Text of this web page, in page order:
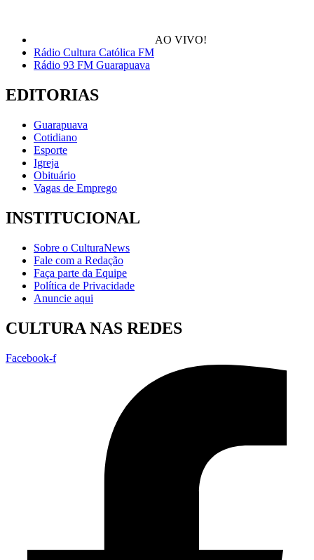
AO VIVO!
Rádio Cultura Católica FM
Rádio 93 FM Guarapuava
EDITORIAS
Guarapuava
Cotidiano
Esporte
Igreja
Obituário
Vagas de Emprego
INSTITUCIONAL
Sobre o CulturaNews
Fale com a Redação
Faça parte da Equipe
Política de Privacidade
Anuncie aqui
CULTURA NAS REDES
Facebook-f